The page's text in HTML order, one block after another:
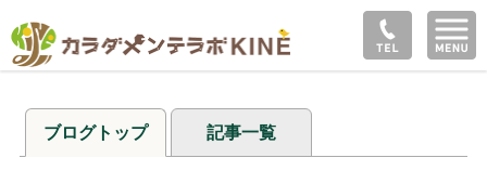
ブログトップ 記事一覧